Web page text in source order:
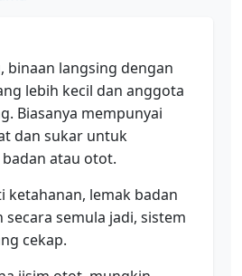
binaan langsing dengan
lebih kecil dan anggota
Biasanya mempunyai
dan sukar untuk
atau otot.
ketahanan, lemak badan
semula jadi, sistem
cekap.